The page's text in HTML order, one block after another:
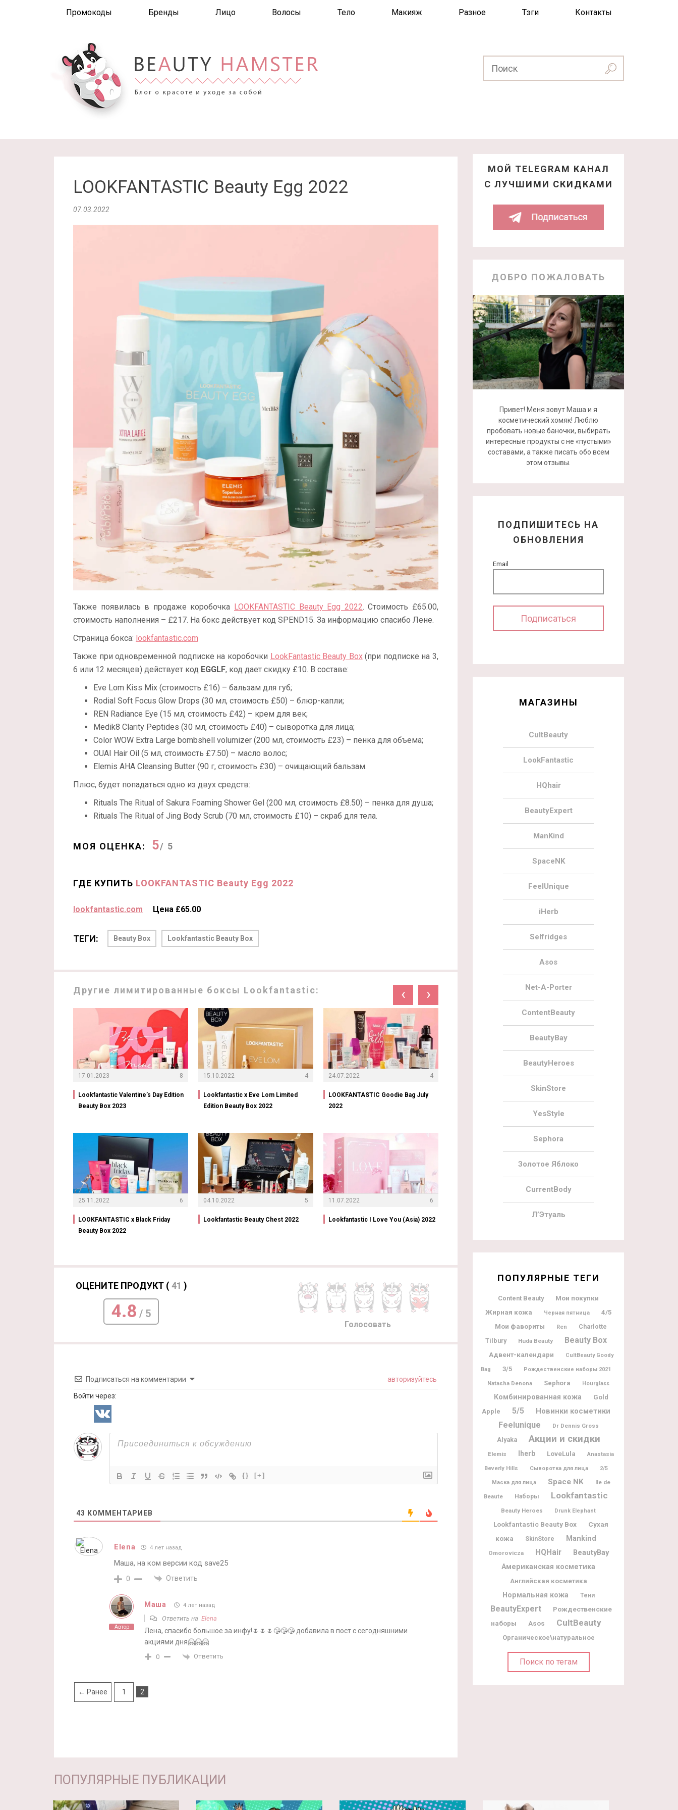
Промокоды Бренды Лицо Волосы Тело Макияж Разное Тэги Контакты
LOOKFANTASTIC Beauty Egg 2022
07.03.2022
Также появилась в продаже коробочка LOOKFANTASTIC Beauty Egg 2022. Стоимость £65.00,
стоимость наполнения – £217. На бокс действует код SPEND15. За информацию спасибо Лене.
Страница бокса: lookfantastic.com
Также при одновременной подписке на коробочки LookFantastic Beauty Box(при подписке на 3,
6 или 12 месяцев) действует код EGGLF, код дает скидку £10. В составе:
Eve Lom Kiss Mix (стоимость £16) – бальзам для губ;
Rodial Soft Focus Glow Drops (30 мл, стоимость £50) – блюр-капли;
REN Radiance Eye (15 мл, стоимость £42) – крем для век;
Medik8 Clarity Peptides (30 мл, стоимость £40) – сыворотка для лица;
Color WOW Extra Large bombshell volumizer (200 мл, стоимость £23) – пенка для объема;
OUAI Hair Oil (5 мл, стоимость £7.50) – масло волос;
Elemis AHA Cleansing Butter (90 г, стоимость £30) – очищающий бальзам.
Плюс, будет попадаться одно из двух средств:
Rituals The Ritual of Sakura Foaming Shower Gel (200 мл, стоимость £8.50) – пенка для душа;
Rituals The Ritual of Jing Body Scrub (70 мл, стоимость £10) – скраб для тела.
МОЯ ОЦЕНКА: 5/ 5
ГДЕ КУПИТЬ LOOKFANTASTIC Beauty Egg 2022
lookfantastic.com Цена £65.00
ТЕГИ: Beauty Box Lookfantastic Beauty Box
Другие лимитированные боксы Lookfantastic: ‹ ›
17.01.2023 8
Lookfantastic Valentine’s Day Edition
Beauty Box 2023
25.11.2022 6
LOOKFANTASTIC x Black Friday
Beauty Box 2022
15.10.2022 4
Lookfantastic x Eve Lom Limited
Edition Beauty Box 2022
04.10.2022 5
Lookfantastic Beauty Chest 2022
24.07.2022 4
LOOKFANTASTIC Goodie Bag July
2022
11.07.2022 6
Lookfantastic I Love You (Asia) 2022
0
29
24.05.2022
14.05.2022
ОЦЕНИТЕ ПРОДУКТ (41 )
4.8 / 5
Голосовать
Подписаться на комментарии авторизуйтесь
Войти через:
{} [+]
43 КОММЕНТАРИЕВ
Elena 4 лет назад
Маша, на ком версии код save25
0 Ответить
Автор
Маша 4 лет назад
Ответить на Elena
Лена, спасибо большое за инфу!🌷🌷🌷😘😘😘 добавила в пост с сегодняшними
акциями дня🤗🤗🤗
0 Ответить
← Ранее 1 2
МОЙ TELEGRAM КАНАЛ
С ЛУЧШИМИ СКИДКАМИ
ДОБРО ПОЖАЛОВАТЬ
Привет! Меня зовут Маша и я
косметический хомяк! Люблю
пробовать новые баночки, выбирать
интересные продукты с не «пустыми»
составами, а также писать обо всем
этом отзывы.
ПОДПИШИТЕСЬ НА
ОБНОВЛЕНИЯ
Email
МАГАЗИНЫ
CultBeauty
LookFantastic
HQhair
BeautyExpert
ManKind
SpaceNK
FeelUnique
iHerb
Selfridges
Asos
Net-A-Porter
ContentBeauty
BeautyBay
BeautyHeroes
SkinStore
YesStyle
Sephora
Золотое Яблоко
CurrentBody
Л’Этуаль
ПОПУЛЯРНЫЕ ТЕГИ
Content Beauty
Мои покупки
Жирная кожа
Черная пятница 4/5
Мои фавориты Ren
Charlotte
Tilbury
Huda Beauty Beauty Box
Адвент-календари CultBeauty Goody
Bag 3/5 Рождественские наборы 2021
Natasha Denona Sephora Hourglass
Комбинированная кожа
Gold
Apple
5/5 Новинки косметики
Feelunique Dr Dennis Gross
Alyaka Акции и скидки
Elemis Iherb LoveLula Anastasia
Beverly Hills Сыворотка для лица 2/5
Маска для лица Space NK
Ile de
Beaute
Наборы Lookfantastic
Beauty Heroes Drunk Elephant
Lookfantastic Beauty Box
Сухая
кожа
SkinStore Mankind
Omorovicza HQHair BeautyBay
Американская косметика
Английская косметика
Нормальная кожа Тени
BeautyExpert
Рождественские
наборы
Asos CultBeauty
Органическое\натуральное
Поиск по тегам
ПОПУЛЯРНЫЕ ПУБЛИКАЦИИ